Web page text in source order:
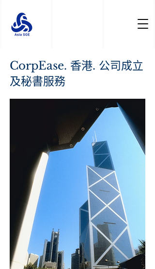
CorpEase. 香港. 公司成立
及秘書服務